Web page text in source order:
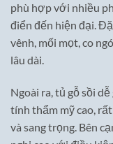
phù hợp với nhiều
điển đến hiện đại.
vênh, mối mọt, co
lâu dài.
Ngoài ra, tủ gỗ sồi
tính thẩm mỹ cao,
và sang trọng. Bên